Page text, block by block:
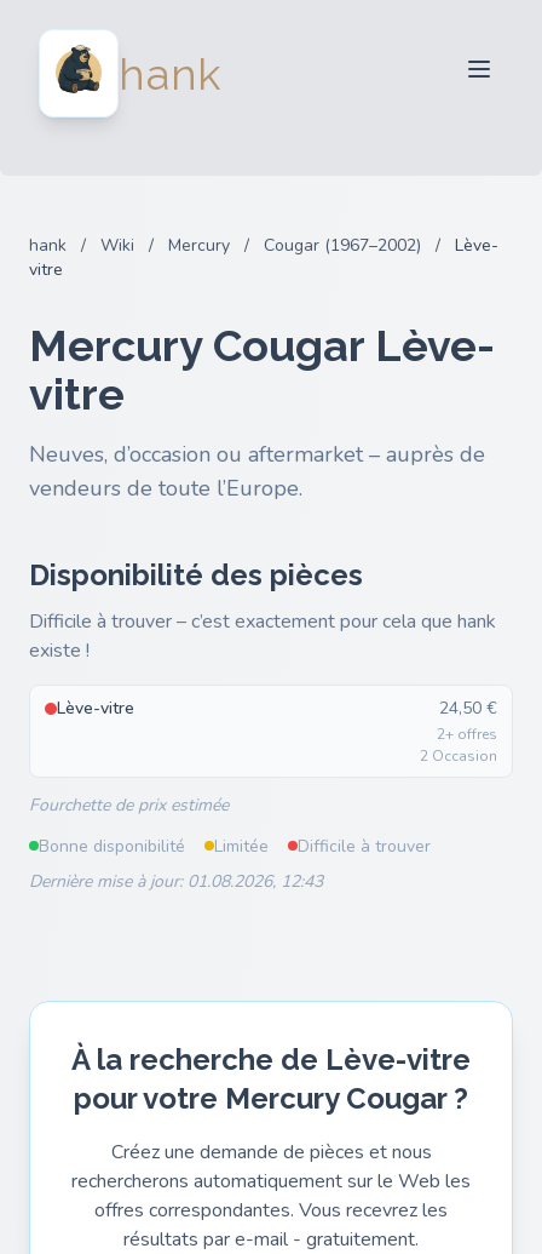
hank
Connexion
hank / Wiki / Mercury / Cougar (1967–2002) /
Lève-
vitre
Mercury Cougar Lève-
vitre
Neuves, d’occasion ou aftermarket – auprès de
vendeurs de toute l’Europe.
Disponibilité des pièces
Difficile à trouver – c’est exactement pour cela que hank
existe !
Lève-vitre 24,50 €
2+ offres
2 Occasion
Fourchette de prix estimée
Bonne disponibilité
Limitée
Difficile à trouver
Dernière mise à jour: 01.08.2026, 12:43
À la recherche de Lève-vitre
pour votre Mercury Cougar ?
Créez une demande de pièces et nous
rechercherons automatiquement sur le Web les
offres correspondantes. Vous recevrez les
résultats par e-mail - gratuitement.